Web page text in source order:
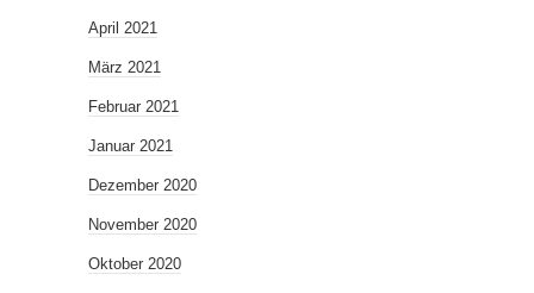
April 2021
März 2021
Februar 2021
Januar 2021
Dezember 2020
November 2020
Oktober 2020